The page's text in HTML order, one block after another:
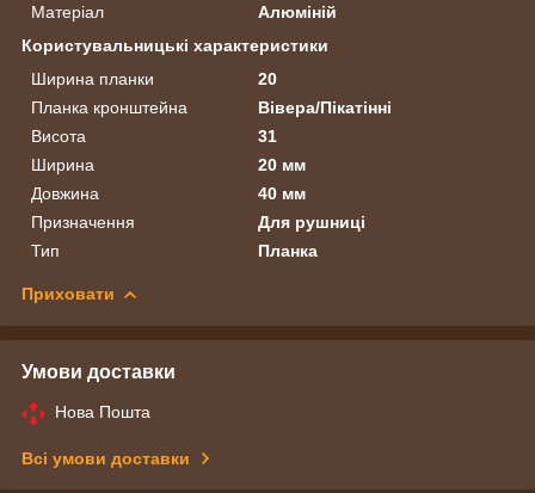
Матеріал
Алюміній
Користувальницькі характеристики
Ширина планки
20
Планка кронштейна
Вівера/Пікатінні
Висота
31
Ширина
20 мм
Довжина
40 мм
Призначення
Для рушниці
Тип
Планка
Приховати
Умови доставки
Нова Пошта
Всі умови доставки